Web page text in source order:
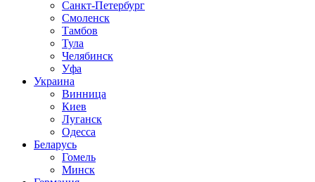
Санкт-Петербург
Смоленск
Тамбов
Тула
Челябинск
Уфа
Украина
Винница
Киев
Луганск
Одесса
Беларусь
Гомель
Минск